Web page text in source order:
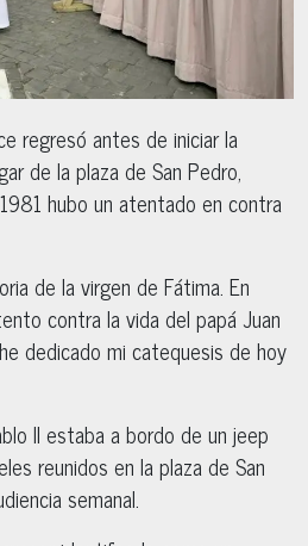
regresó antes de iniciar la
de la plaza de San Pedro,
hubo un atentado en contra
de la virgen de Fátima. En
contra la vida del papá Juan
dedicado mi catequesis de hoy
II estaba a bordo de un jeep
reunidos en la plaza de San
semanal.